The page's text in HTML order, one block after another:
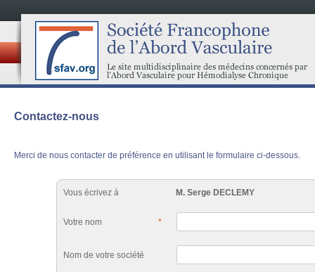
Contactez-nous
Merci de nous contacter de préférence en utilisant le formulaire ci-dessous.
Vous écrivez à M. Serge DECLEMY
Votre nom *
Nom de votre société